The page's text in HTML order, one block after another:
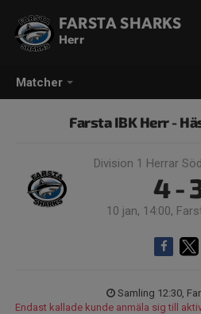
Matcher
FARSTA SHARKS
Herr
Farsta IBK Herr -
Division 1 Herrar
4 -
10 jan, 14:00,
Samling 12:30,
Endast kallade kunde anmäla sig till